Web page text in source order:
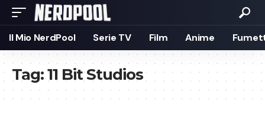
Il Mio NerdPool Serie TV Film Anime
Tag:11 Bit Studios